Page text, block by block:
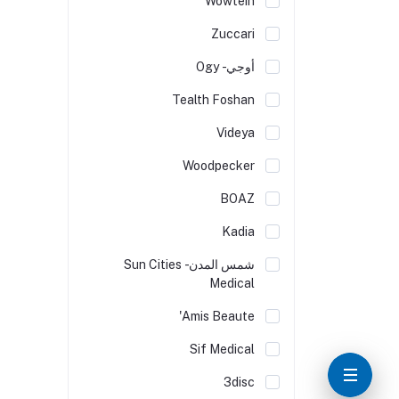
Zuccari
أوجي - Ogy
Tealth Foshan
Videya
Woodpecker
BOAZ
Kadia
شمس المدن - Sun Cities
Medical
Amis Beaute'
Sif Medical
3disc